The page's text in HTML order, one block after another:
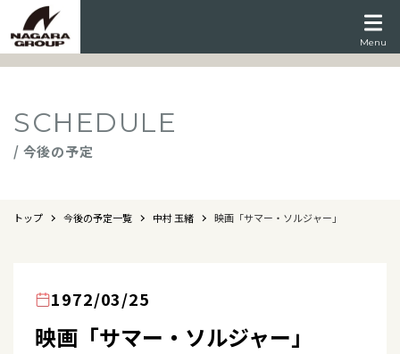
Menu
SCHEDULE
/ 今後の予定
トップ 今後の予定一覧 中村 玉緒 映画「サマー・ソルジャー」
1972/03/25
映画「サマー・ソルジャー」